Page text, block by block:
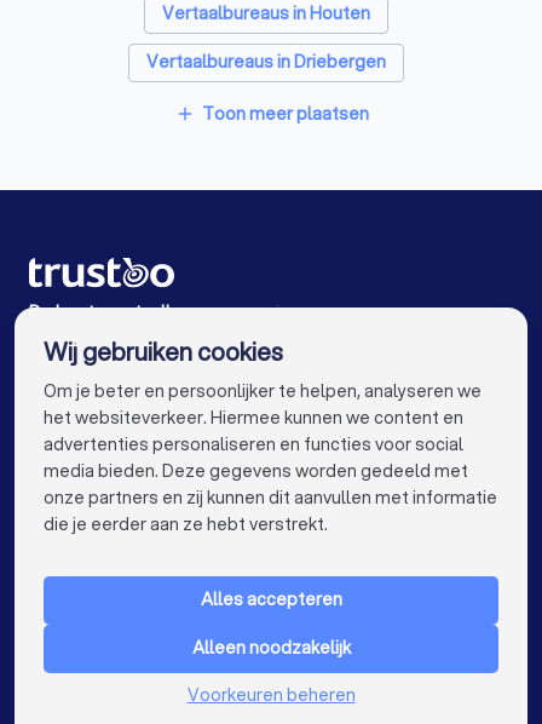
Vertaalbureaus in Houten
Vertaalbureaus in Driebergen
Vertaalbureaus in Maarssen
Vertaalbureaus in Amsterdam
Vertaalbureaus in Rotterdam
Vertaalbureaus in Den Haag
Vertaalbureaus in Eindhoven
Vertaalbureaus in Tilburg
Vertaalbureaus in Almere
Vertaalbureaus in Breda
Vertaalbureaus in Nijmegen
Vertaalbureaus in Enschede
add Toon meer plaatsen
De beste vertaalbureaus voor jou
VOOR PARTICULIEREN keyboard_arrow_down
Nederland
Wij gebruiken cookies
Om je beter en persoonlijker te helpen, analyseren we
het websiteverkeer. Hiermee kunnen we content en
advertenties personaliseren en functies voor social
media bieden. Deze gegevens worden gedeeld met
onze partners en zij kunnen dit aanvullen met informatie
die je eerder aan ze hebt verstrekt.
Alles accepteren
Alleen noodzakelijk
Voorkeuren beheren